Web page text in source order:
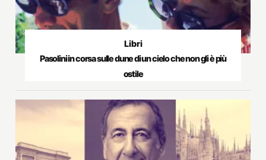
Libri
Pasolini in corsa sulle dune di un cielo che non gli è più
ostile